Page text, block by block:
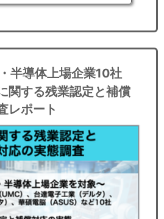
半導体上場企業10社
関する残業認定と補償
レポート